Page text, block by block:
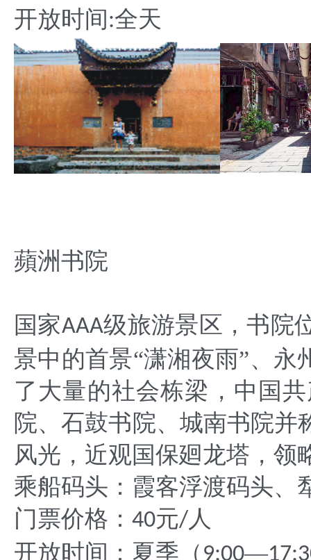
开放时间 :全天
蘋洲书院
国家AAA级旅游景区，书院
景中的首景“潇湘夜雨”、永
了大量的社会栋梁，中国
院、石鼓书院、城南书院
风光，近观国保廻龙塔，领
乘船码头：霞客浮渡码头、
门票价格： 40元/ 人
开放时间：夏季（ 9:00—